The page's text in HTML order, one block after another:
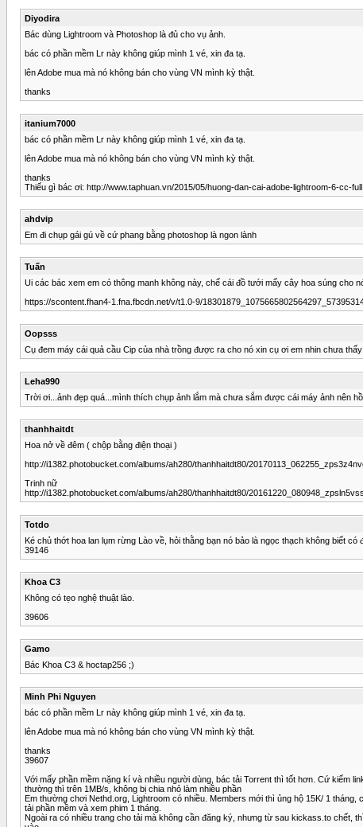
Diyodira
Bác dùng Lightroom và Photoshop là đủ cho vụ ảnh.
bác có phần mềm Lr này không giúp mình 1 vé, xin đa tạ.
lên Adobe mua mà nó không bán cho vùng VN mình kỳ thật.
thanks
itanium7000
bác có phần mềm Lr này không giúp mình 1 vé, xin đa tạ.
lên Adobe mua mà nó không bán cho vùng VN mình kỳ thật.
thanks
Thiếu gì bác ơi: http://www.taphuan.vn/2015/05/huong-dan-cai-adobe-lightroom-6-cc-
ahdvip
Em đi chụp gái gú về cứ phang bằng photoshop là ngon lành
Tuấn
Ui các bác xem em có thông manh không này, chế cái đồ tưới mấy cây hoa súng cho
https://scontent.fhan4-1.fna.fbcdn.net/v/t1.0-9/
Oopsss
Cụ đem máy cái quả cầu Cip của nhà trồng được ra cho nó xin cụ ơi em nhin chưa
Leha990
Trời ơi...ảnh đẹp quá...mình thích chụp ảnh lắm mà chưa sắm được cái máy ảnh nên
thanhhaitdt
Hoa nở về đêm ( chộp bằng điện thoại )
http://i1382.photobucket.com/albums/ah280/thanhhaitdt80/
Trinh nữ
http://i1382.photobucket.com/albums/ah280/thanhhaitdt80/
Totdo
Ké chủ thớt hoa lan lụm rừng Lào về, hỏi thằng bạn nó bảo là ngọc thạch không biết có
39146
Khoa C3
Không có tẹo nghệ thuật lào.
39606
Gamo
Bác Khoa C3 & hoctap256 ;)
Minh Phi Nguyen
bác có phần mềm Lr này không giúp mình 1 vé, xin đa tạ.
lên Adobe mua mà nó không bán cho vùng VN mình kỳ thật.
thanks
39607
Với mấy phần mềm nặng kí và nhiều người dùng, bác tải Torrent thì tốt hơn. Cứ kiếm
thường thì trên 1MB/s, không bị chia nhỏ làm nhiều phần
Em thường chơi Nethd.org, Lightroom có nhiều. Members mới thì ủng hộ 15K/ 1
tải phần mềm và xem phim 1 tháng.
Ngoài ra có nhiều trang cho tải mà không cần đăng ký, nhưng từ sau kickass.to chết,